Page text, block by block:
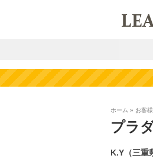
ホーム » お客
プラ
K.Y （三重